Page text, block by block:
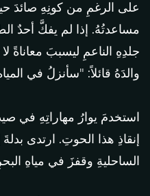
على الرغمِ من كونِهِ صائدَ
مساعدتُهُ. إذا لم يفكَّ أحدٌ
جلدِهِ الناعمِ ليسببَ معاناةً
والدَهُ قائلاً: "سأنزلُ في
استخدمَ يوارُ مهاراتِهِ في
إنقاذِ هذا الحوتِ. ارتدى
الساحليةِ وقفزَ في مياهِ